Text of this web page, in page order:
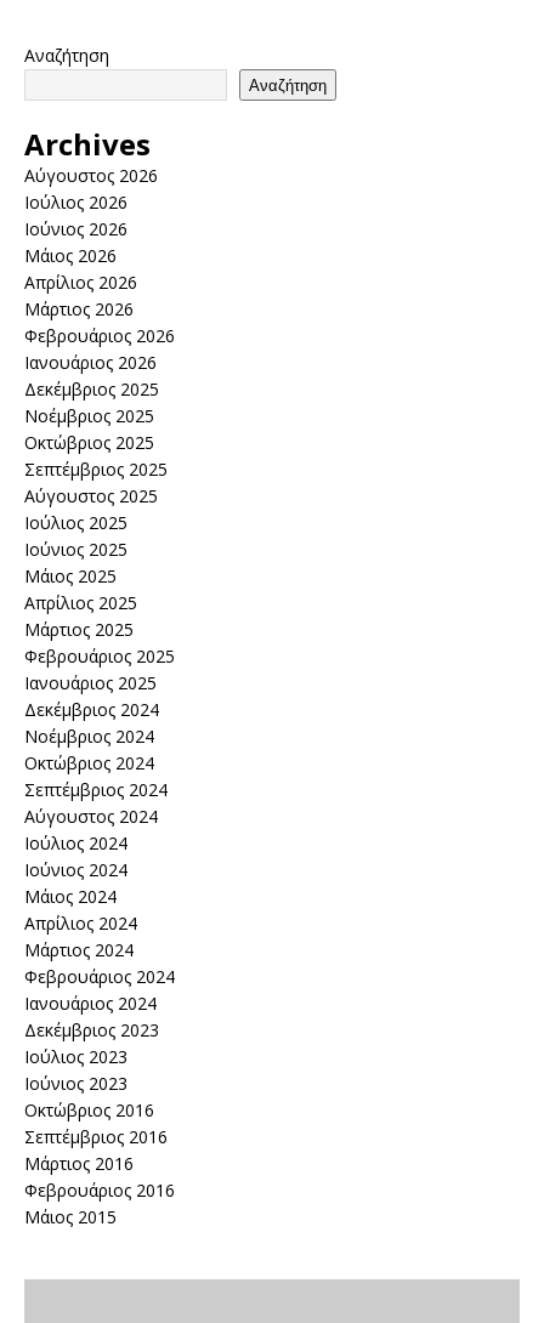
Αναζήτηση
Αναζήτηση
Archives
Αύγουστος 2026
Ιούλιος 2026
Ιούνιος 2026
Μάιος 2026
Απρίλιος 2026
Μάρτιος 2026
Φεβρουάριος 2026
Ιανουάριος 2026
Δεκέμβριος 2025
Νοέμβριος 2025
Οκτώβριος 2025
Σεπτέμβριος 2025
Αύγουστος 2025
Ιούλιος 2025
Ιούνιος 2025
Μάιος 2025
Απρίλιος 2025
Μάρτιος 2025
Φεβρουάριος 2025
Ιανουάριος 2025
Δεκέμβριος 2024
Νοέμβριος 2024
Οκτώβριος 2024
Σεπτέμβριος 2024
Αύγουστος 2024
Ιούλιος 2024
Ιούνιος 2024
Μάιος 2024
Απρίλιος 2024
Μάρτιος 2024
Φεβρουάριος 2024
Ιανουάριος 2024
Δεκέμβριος 2023
Ιούλιος 2023
Ιούνιος 2023
Οκτώβριος 2016
Σεπτέμβριος 2016
Μάρτιος 2016
Φεβρουάριος 2016
Μάιος 2015